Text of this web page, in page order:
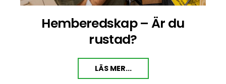
Hemberedskap – Är du
rustad?
LÄS MER...